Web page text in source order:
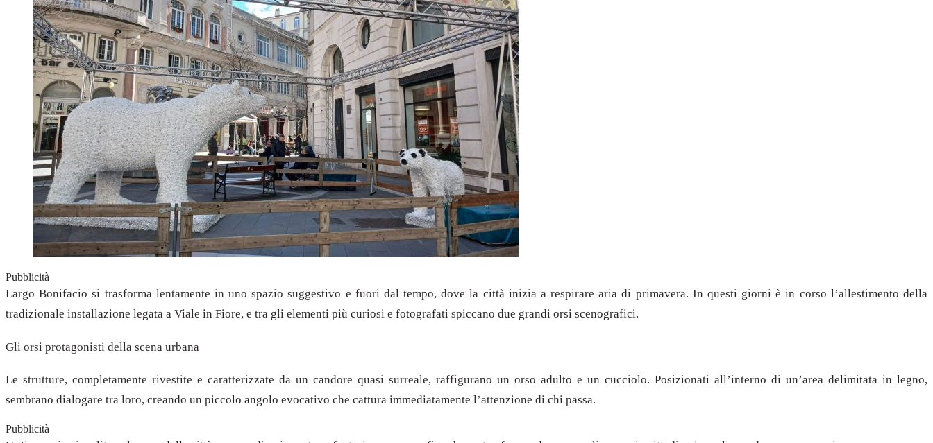
Pubblicità
Largo Bonifacio si trasforma lentamente in uno spazio suggestivo e fuori dal tempo, dove la città inizia a respirare aria di primavera. In questi giorni è in corso l’allestimento della
tradizionale installazione legata a Viale in Fiore, e tra gli elementi più curiosi e fotografati spiccano due grandi orsi scenografici.
Gli orsi protagonisti della scena urbana
Le strutture, completamente rivestite e caratterizzate da un candore quasi surreale, raffigurano un orso adulto e un cucciolo. Posizionati all’interno di un’area delimitata in legno,
sembrano dialogare tra loro, creando un piccolo angolo evocativo che cattura immediatamente l’attenzione di chi passa.
Pubblicità